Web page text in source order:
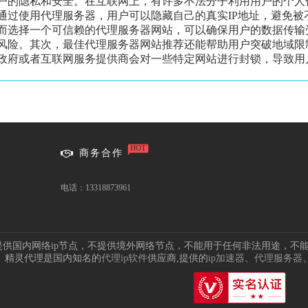
过使用代理服务器，用户可以隐藏自己的真实IP地址，避免被
选择一个可信赖的代理服务器网站，可以确保用户的数据传
险。其次，最佳代理服务器网站推荐还能帮助用户突破地域限
府或者互联网服务提供商会对一些特定网站进行封锁，导致用
商务合作 HOT
电话：13318873961
国内网络ip节点，不提供境外网络节点，不能用于任何非法用途，不
精灵代理是国内知名的代理ip软件供应商,提供的ip加速器 、 代理服务器